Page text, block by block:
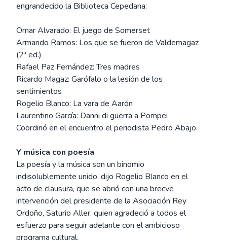
engrandecido la Biblioteca Cepedana:
Omar Alvarado: El juego de Somerset
Armando Ramos: Los que se fueron de Valdemagaz
(2ª ed.)
Rafael Paz Fernández: Tres madres
Ricardo Magaz: Garófalo o la lesión de los
sentimientos
Rogelio Blanco: La vara de Aarón
Laurentino García: Danni di guerra a Pompei
Coordinó en el encuentro el periodista Pedro Abajo.
Y música con poesía
La poesía y la música son un binomio
indisolublemente unido, dijo Rogelio Blanco en el
acto de clausura, que se abrió con una brecve
intervención del presidente de la Asociación Rey
Ordoño, Saturio Aller, quien agradeció a todos el
esfuerzo para seguir adelante con el ambicioso
programa cultural.